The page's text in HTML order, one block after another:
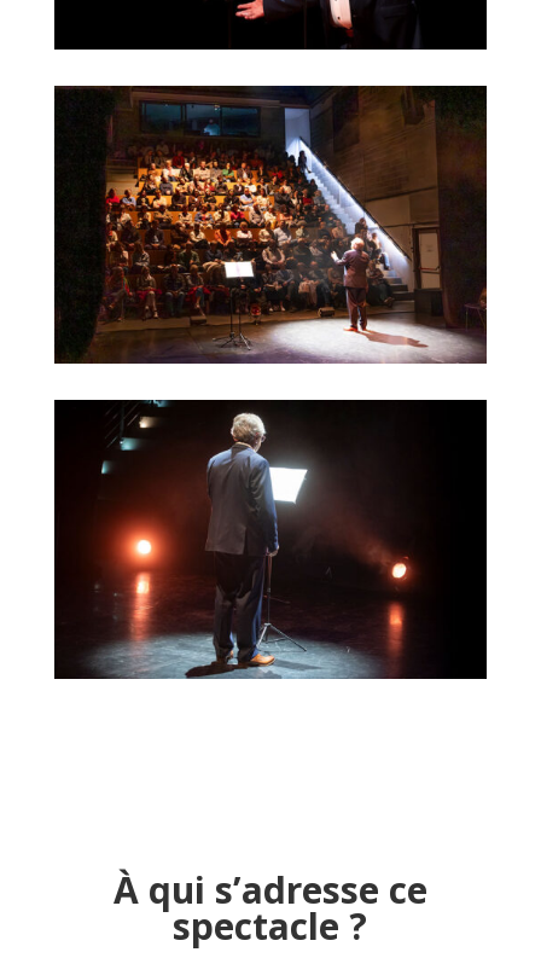
À qui s’adresse ce
spectacle ?